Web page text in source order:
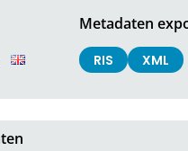
Metadaten
RIS XML